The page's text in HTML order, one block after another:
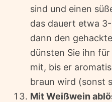
sind und einen
das dauert etwa
dann den
dünsten Sie ihn
mit, bis er
braun wird (sonst
Mit Weißwein